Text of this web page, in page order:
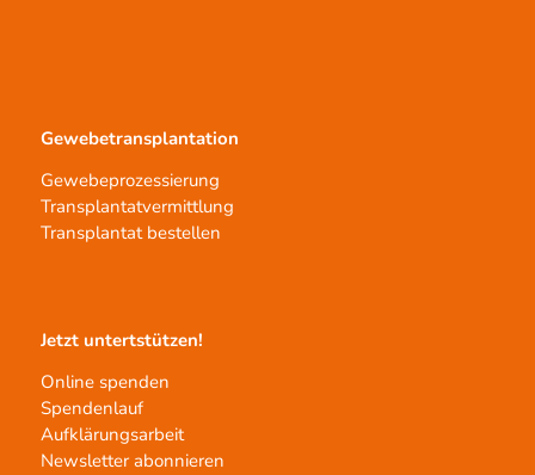
Gewebetransplantation
Gewebeprozessierung
Transplantatvermittlung
Transplantat bestellen
Jetzt untertstützen!
Online spenden
Spendenlauf
Aufklärungsarbeit
Newsletter abonnieren